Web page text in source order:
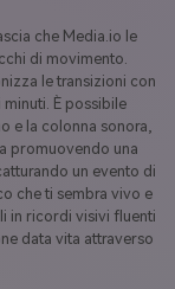
che Media.io le
di movimento.
le transizioni con
È possibile
e la colonna sonora,
promuovendo una
un evento di
che ti sembra vivo e
in ricordi visivi fluenti
data vita attraverso